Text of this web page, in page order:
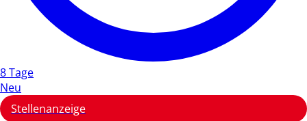
8 Tage
Neu
Stellenanzeige